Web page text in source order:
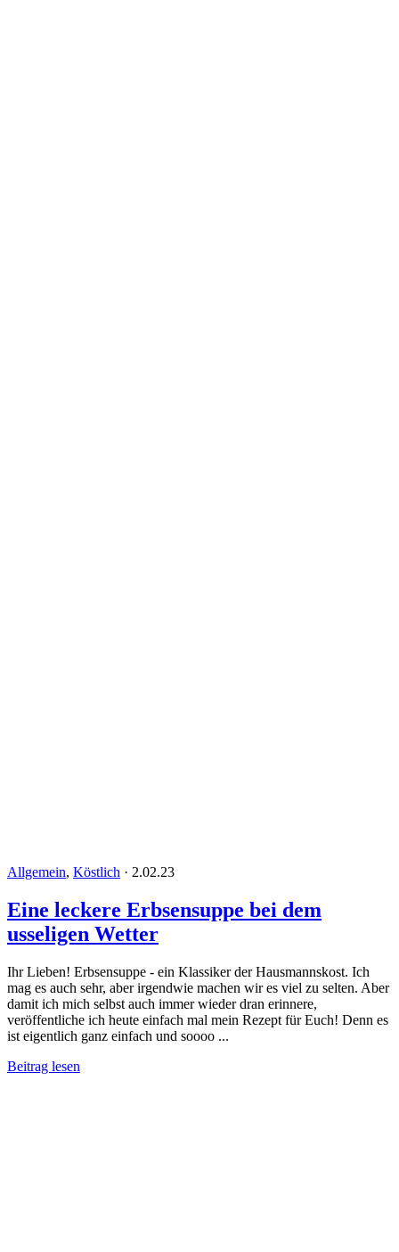
Allgemein, Köstlich · 2.02.23
Eine leckere Erbsensuppe bei dem
usseligen Wetter
Ihr Lieben! Erbsensuppe - ein Klassiker der Hausmannskost. Ich
mag es auch sehr, aber irgendwie machen wir es viel zu selten. Aber
damit ich mich selbst auch immer wieder dran erinnere,
veröffentliche ich heute einfach mal mein Rezept für Euch! Denn es
ist eigentlich ganz einfach und soooo ...
Beitrag lesen